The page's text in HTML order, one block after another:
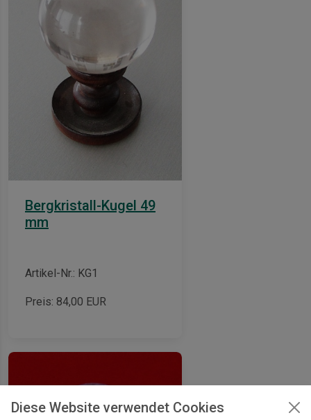
Diese Website verwendet Cookies
Bergkristall-Kugel 49
mm
Artikel-Nr.: KG1
Preis: 84,00 EUR